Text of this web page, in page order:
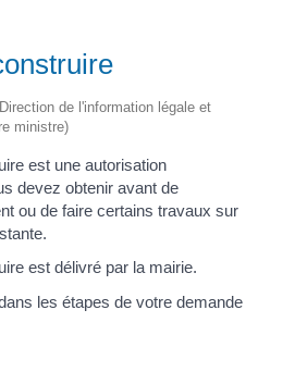
de l'information légale et
ministre)
est une autorisation
devez obtenir avant de
ou de faire certains travaux sur
est délivré par la mairie.
les étapes de votre demande